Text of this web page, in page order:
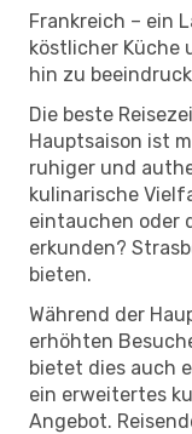
Frankreich – ein
köstlicher Küche
hin zu
Die beste
Hauptsaison ist
ruhiger und
kulinarische
eintauchen oder
erkunden?
bieten.
Während der
erhöhten
bietet dies auch
ein erweitertes
Angebot.